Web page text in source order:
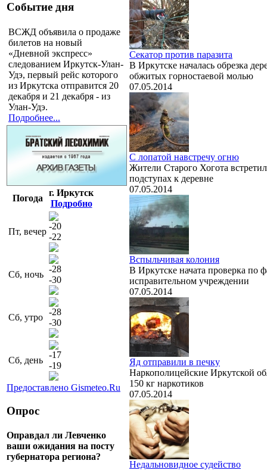
Событие дня
ВСЖД объявила о продаже
билетов на новый
«Дневной экспресс»
следованием Иркутск-Улан-
Удэ, первый рейс которого
из Иркутска отправится 20
декабря и 21 декабря - из
Улан-Удэ.
Подробнее...
Погода
г. Иркутск
Подробно
Пт, вечер
-20
-22
Сб, ночь
-28
-30
Сб, утро
-28
-30
Сб, день
-17
-19
Предоставлено Gismeteo.Ru
Опрос
Оправдал ли Левченко
ваши ожидания на посту
губернатора региона?
Секатор против паразита
В Иркутске началась обрезка
обжитых горностаевой молью
07.05.2014
С лопатой навстречу огню
Жители Старого Хогота
подступах к деревне
07.05.2014
Вспыльчивая колония
В Иркутске начата проверка по
исправительном учреждении
07.05.2014
Яд отправили в печку
Наркополицейские Иркутской
150 кг наркотиков
07.05.2014
Недальновидное судейство